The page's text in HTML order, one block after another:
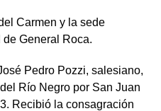
Carmen y la sede
General Roca.
Pedro Pozzi, salesiano,
Río Negro por San Juan
Recibió la consagración